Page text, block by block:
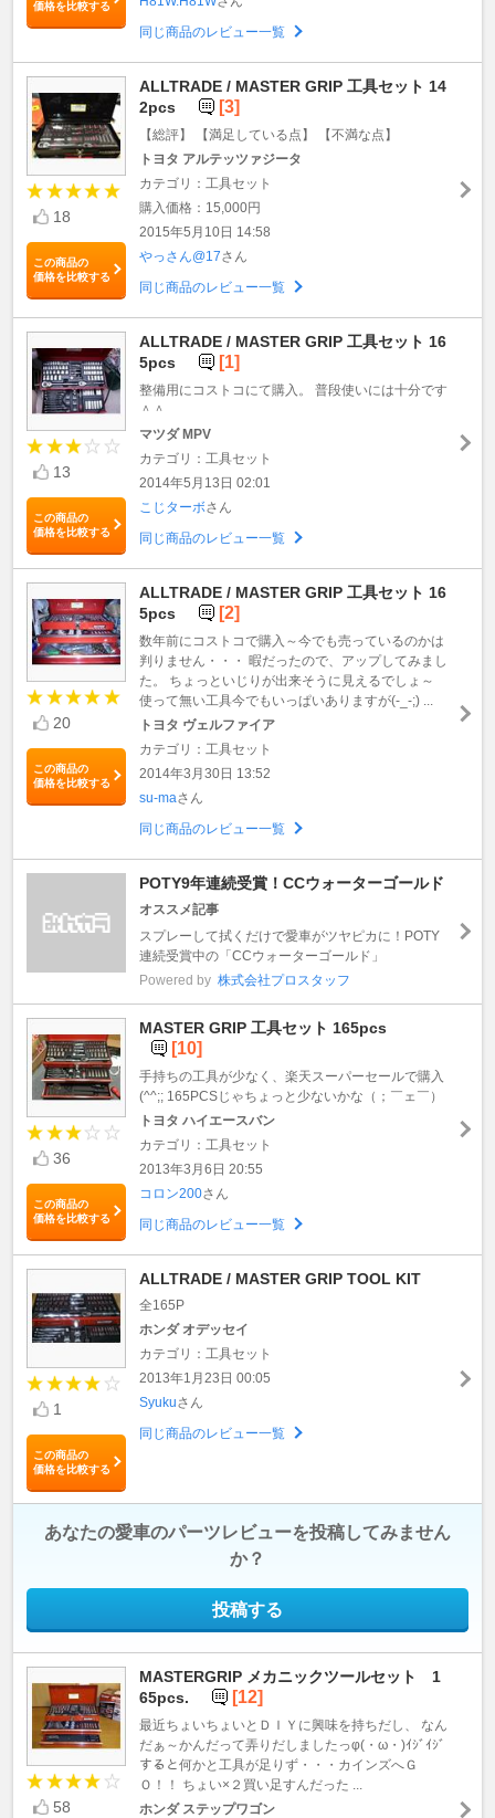
価格を比較する
同じ商品のレビュー一覧
18
この商品の
価格を比較する
ALLTRADE / MASTER GRIP 工具セット 14
2pcs
[3]
【総評】 【満足している点】 【不満な点】
トヨタ アルテッツァジータ
カテゴリ：工具セット
購入価格：15,000円
2015年5月10日 14:58
やっさん@17さん
同じ商品のレビュー一覧
13
この商品の
価格を比較する
ALLTRADE / MASTER GRIP 工具セット 16
5pcs
[1]
整備用にコストコにて購入。 普段使いには十分です
＾＾
マツダ MPV
カテゴリ：工具セット
2014年5月13日 02:01
こじターボさん
同じ商品のレビュー一覧
20
この商品の
価格を比較する
ALLTRADE / MASTER GRIP 工具セット 16
5pcs
[2]
数年前にコストコで購入～今でも売っているのかは
判りません・・・ 暇だったので、アップしてみまし
た。 ちょっといじりが出来そうに見えるでしょ～
使って無い工具今でもいっぱいありますが(-_-;) ...
トヨタ ヴェルファイア
カテゴリ：工具セット
2014年3月30日 13:52
su-maさん
同じ商品のレビュー一覧
POTY9年連続受賞！CCウォーターゴールド
オススメ記事
スプレーして拭くだけで愛車がツヤピカに！POTY
連続受賞中の「CCウォーターゴールド」
Powered by 株式会社プロスタッフ
36
この商品の
価格を比較する
MASTER GRIP 工具セット 165pcs
[10]
手持ちの工具が少なく、楽天スーパーセールで購入
(^^;; 165PCSじゃちょっと少ないかな（；￣ェ￣）
トヨタ ハイエースバン
カテゴリ：工具セット
2013年3月6日 20:55
コロン200さん
同じ商品のレビュー一覧
1
この商品の
価格を比較する
ALLTRADE / MASTER GRIP TOOL KIT
全165P
ホンダ オデッセイ
カテゴリ：工具セット
2013年1月23日 00:05
Syukuさん
同じ商品のレビュー一覧
あなたの愛車のパーツレビューを投稿してみません
か？
投稿する
58
MASTERGRIP メカニックツールセット 1
65pcs.
[12]
最近ちょいちょいとＤＩＹに興味を持ちだし、 なん
だぁ～かんだって弄りだしましたっφ(・ω・)ｲｼﾞｲｼﾞ
すると何かと工具が足りず・・・カインズへＧ
Ｏ！！ ちょい×２買い足すんだった ...
ホンダ ステップワゴン